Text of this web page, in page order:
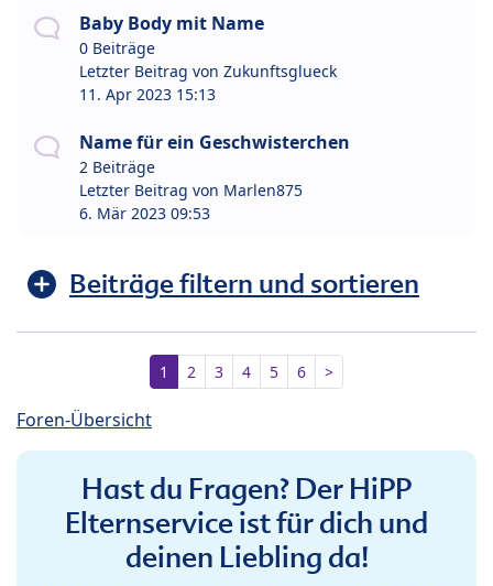
Baby Body mit Name
0 Beiträge
Letzter Beitrag von Zukunftsglueck
11. Apr 2023 15:13
Name für ein Geschwisterchen
2 Beiträge
Letzter Beitrag von Marlen875
6. Mär 2023 09:53
Beiträge filtern und sortieren
1 2 3 4 5 6 >
Foren-Übersicht
Hast du Fragen? Der HiPP
Elternservice ist für dich und
deinen Liebling da!